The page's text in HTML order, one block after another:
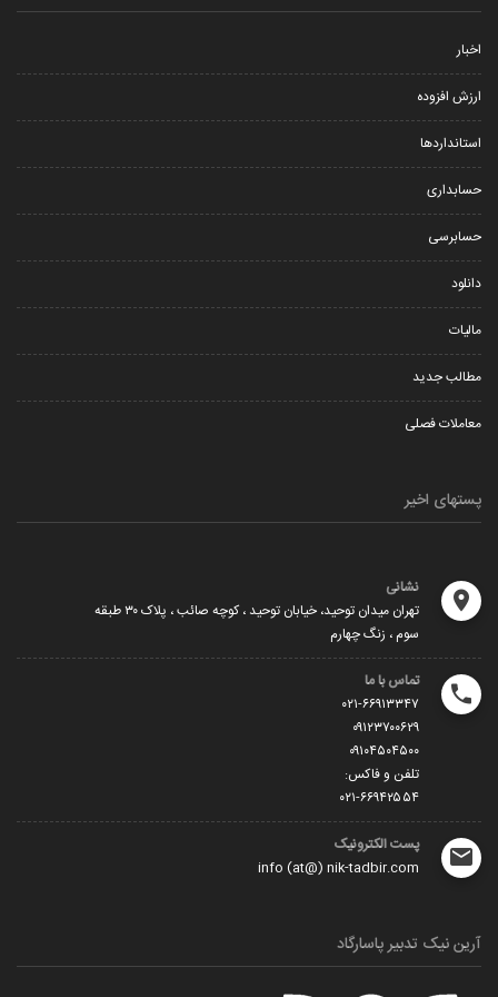
و کارهای کوچک
اخبار
ارزش افزوده
استانداردها
حسابداری
حسابرسی
دانلود
مالیات
مطالب جدید
معاملات فصلی
پستهای اخیر
نشانی
تهران میدان توحید، خیابان توحید ، کوچه صائب ، پلاک ۳۰ طبقه
سوم ، زنگ چهارم
تماس با ما
۰۲۱-۶۶۹۱۳۳۴۷
۰۹۱۲۳۷۰۰۶۲۹
۰۹۱۰۴۵۰۴۵۰۰
تلفن و فاکس:
۰۲۱-۶۶۹۴۲۵۵۴
پست الکترونیک
info (at@) nik-tadbir.com
آرین نیک تدبیر پاسارگاد